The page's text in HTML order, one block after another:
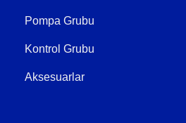
Pompa Grubu
Kontrol Grubu
Aksesuarlar